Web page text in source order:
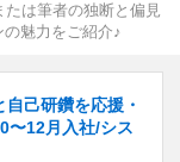
は筆者の独断と偏見
の魅力をご紹介♪
己研鑽を応援・
〜12月入社/シス